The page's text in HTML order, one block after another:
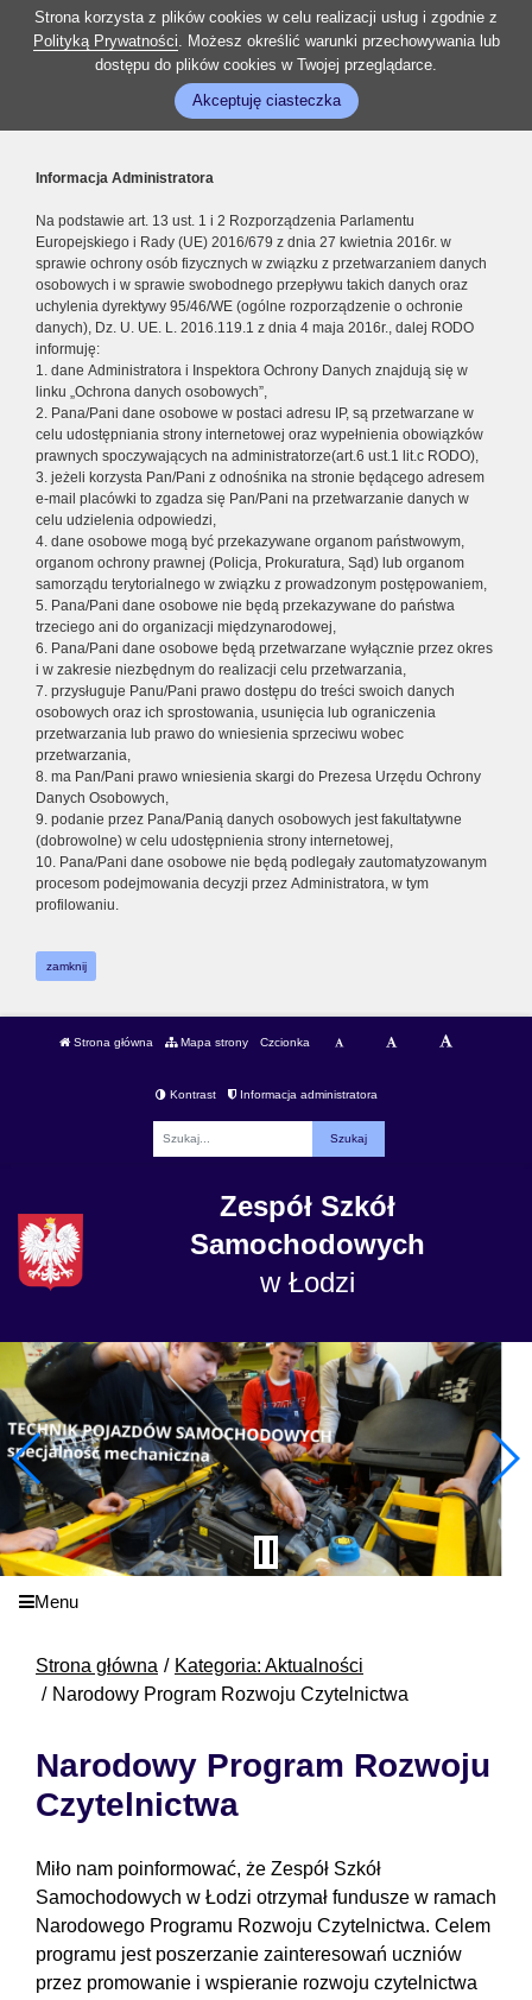
Strona korzysta z plików cookies w celu realizacji usług i zgodnie z
Polityką Prywatności. Możesz określić warunki przechowywania lub
dostępu do plików cookies w Twojej przeglądarce.
Akceptuję ciasteczka
Informacja Administratora
Na podstawie art. 13 ust. 1 i 2 Rozporządzenia Parlamentu
Europejskiego i Rady (UE) 2016/679 z dnia 27 kwietnia 2016r. w
sprawie ochrony osób fizycznych w związku z przetwarzaniem danych
osobowych i w sprawie swobodnego przepływu takich danych oraz
uchylenia dyrektywy 95/46/WE (ogólne rozporządzenie o ochronie
danych), Dz. U. UE. L. 2016.119.1 z dnia 4 maja 2016r., dalej RODO
informuję:
1. dane Administratora i Inspektora Ochrony Danych znajdują się w
linku „Ochrona danych osobowych”,
2. Pana/Pani dane osobowe w postaci adresu IP, są przetwarzane w
celu udostępniania strony internetowej oraz wypełnienia obowiązków
prawnych spoczywających na administratorze(art.6 ust.1 lit.c RODO),
3. jeżeli korzysta Pan/Pani z odnośnika na stronie będącego adresem
e-mail placówki to zgadza się Pan/Pani na przetwarzanie danych w
celu udzielenia odpowiedzi,
4. dane osobowe mogą być przekazywane organom państwowym,
organom ochrony prawnej (Policja, Prokuratura, Sąd) lub organom
samorządu terytorialnego w związku z prowadzonym postępowaniem,
5. Pana/Pani dane osobowe nie będą przekazywane do państwa
trzeciego ani do organizacji międzynarodowej,
6. Pana/Pani dane osobowe będą przetwarzane wyłącznie przez okres
i w zakresie niezbędnym do realizacji celu przetwarzania,
7. przysługuje Panu/Pani prawo dostępu do treści swoich danych
osobowych oraz ich sprostowania, usunięcia lub ograniczenia
przetwarzania lub prawo do wniesienia sprzeciwu wobec
przetwarzania,
8. ma Pan/Pani prawo wniesienia skargi do Prezesa Urzędu Ochrony
Danych Osobowych,
9. podanie przez Pana/Panią danych osobowych jest fakultatywne
(dobrowolne) w celu udostępnienia strony internetowej,
10. Pana/Pani dane osobowe nie będą podlegały zautomatyzowanym
procesom podejmowania decyzji przez Administratora, w tym
profilowaniu.
zamknij
Strona główna Mapa strony Czcionka
Kontrast Informacja administratora
Zespół Szkół
Samochodowych
w Łodzi
Menu
Strona główna
Kategoria: Aktualności
Narodowy Program Rozwoju Czytelnictwa
Narodowy Program Rozwoju
Czytelnictwa
Miło nam poinformować, że Zespół Szkół
Samochodowych w Łodzi otrzymał fundusze w ramach
Narodowego Programu Rozwoju Czytelnictwa. Celem
programu jest poszerzanie zainteresowań uczniów
przez promowanie i wspieranie rozwoju czytelnictwa